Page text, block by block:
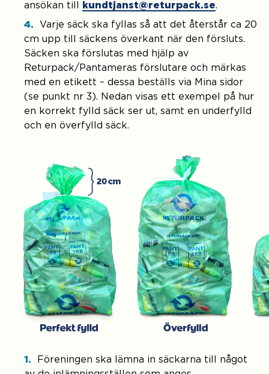
ansökan till
kundtjanst@returpack.se.
Varje säck ska fyllas så att det återstår ca 20
cm upp till säckens överkant när den försluts.
Säcken ska förslutas med hjälp av
Returpack/Pantameras förslutare och märkas
med en etikett – dessa beställs via Mina sidor
(se punkt nr 3). Nedan visas ett exempel på hur
en korrekt fylld säck ser ut, samt en underfylld
och en överfylld säck.
Föreningen ska lämna in säckarna till något